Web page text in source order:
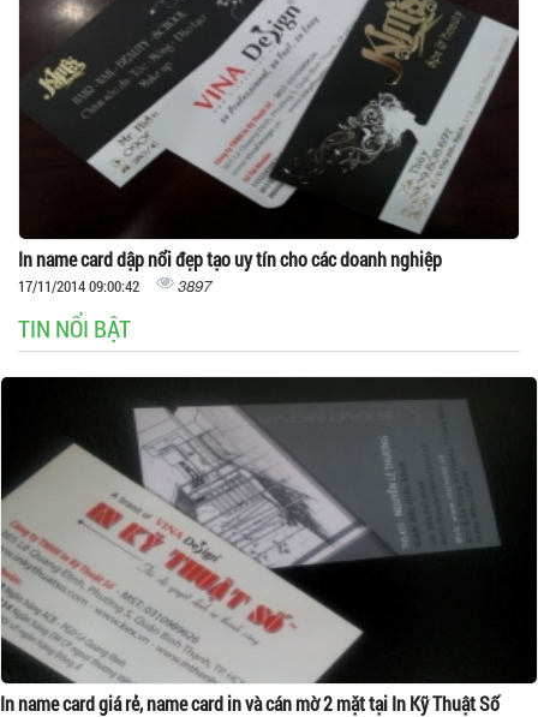
In name card dập nổi đẹp tạo uy tín cho các doanh nghiệp
17/11/2014 09:00:42 3897
TIN NỔI BẬT
In name card giá rẻ, name card in và cán mờ 2 mặt tại In Kỹ Thuật Số